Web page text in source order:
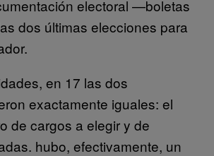
electoral —boletas
dos últimas elecciones para
en 17 las dos
exactamente iguales: el
de cargos a elegir y de
hubo, efectivamente, un